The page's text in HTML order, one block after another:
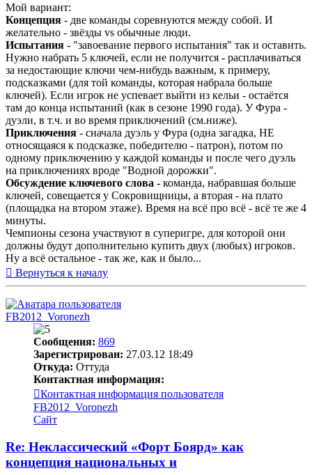
Мой вариант:
Концепция - две команды соревнуются между собой. И
желательно - звёзды vs обычные люди.
Испытания - "завоевание первого испытания" так и оставить.
Нужно набрать 5 ключей, если не получится - расплачиваться
за недостающие ключи чем-нибудь важным, к примеру,
подсказками (для той команды, которая набрала больше
ключей). Если игрок не успевает выйти из кельи - остаётся
там до конца испытаний (как в сезоне 1990 года). У Фура -
дуэли, в т.ч. и во время приключений (см.ниже).
Приключения - сначала дуэль у Фура (одна загадка, НЕ
относящаяся к подсказке, победителю - патрон), потом по
одному приключению у каждой команды и после чего дуэль
на приключениях вроде "Водной дорожки".
Обсуждение ключевого слова - команда, набравшая больше
ключей, совещается у Сокровищницы, а вторая - на плато
(площадка на втором этаже). Время на всё про всё - всё те же 4
минуты.
Чемпионы сезона участвуют в суперигре, для которой они
должны будут дополнительно купить двух (любых) игроков.
Ну а всё остальное - так же, как и было...
Вернуться к началу
FB2012_Voronezh
Сообщения: 869
Зарегистрирован: 27.03.12 18:49
Откуда: Оттуда
Контактная информация:
Контактная информация пользователя
FB2012_Voronezh
Сайт
Re: Неклассический «Форт Боярд» как
концепция национальных и